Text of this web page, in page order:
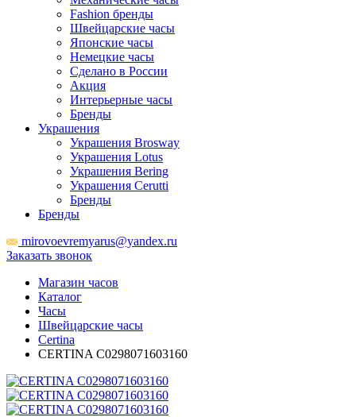
Fashion бренды
Швейцарские часы
Японские часы
Немецкие часы
Сделано в России
Акция
Интерьерные часы
Бренды
Украшения
Украшения Brosway
Украшения Lotus
Украшения Bering
Украшения Cerutti
Бренды
Бренды
mirovoevremyarus@yandex.ru
Заказать звонок
Магазин часов
Каталог
Часы
Швейцарские часы
Certina
CERTINA C0298071603160